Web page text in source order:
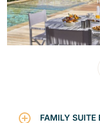
FAMILY